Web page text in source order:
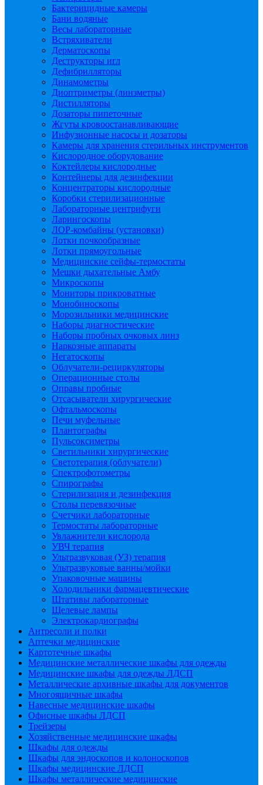
Бактерицидные камеры
Бани водяные
Весы лабораторные
Встряхиватели
Дерматоскопы
Деструкторы игл
Дефибрилляторы
Динамометры
Диоптриметры (линзметры)
Дистилляторы
Дозаторы пипеточные
Жгуты кровоостанавливающие
Инфузионные насосы и дозаторы
Камеры для хранения стерильных инструментов
Кислородное оборудование
Коктейлеры кислородные
Контейнеры для дезинфекции
Концентраторы кислородные
Коробки стерилизационные
Лабораторные центрифуги
Ларингоскопы
ЛОР-комбайны (установки)
Лотки почкообразные
Лотки прямоугольные
Медицинские сейфы-термостаты
Мешки дыхательные Амбу
Микроскопы
Мониторы прикроватные
Монобиноскопы
Морозильники медицинские
Наборы диагностические
Наборы пробных очковых линз
Наркозные аппараты
Негатоскопы
Облучатели-рециркуляторы
Операционные столы
Оправы пробные
Отсасыватели хирургические
Офтальмоскопы
Печи муфельные
Плантографы
Пульсоксиметры
Светильники хирургические
Светотерапия (облучатели)
Спектрофотометры
Спирографы
Стерилизация и дезинфекция
Столы перевязочные
Счетчики лабораторные
Термостаты лабораторные
Увлажнители кислорода
УВЧ терапия
Ультразвуковая (УЗ) терапия
Ультразвуковые ванны/мойки
Упаковочные машины
Холодильники фармацевтические
Штативы лабораторные
Щелевые лампы
Электрокардиографы
Антресоли и полки
Аптечки медицинские
Картотечные шкафы
Медицинские металлические шкафы для одежды
Медицинские шкафы для одежды ЛДСП
Металлические архивные шкафы для документов
Многоящичные шкафы
Навесные медицинские шкафы
Офисные шкафы ЛДСП
Трейзеры
Хозяйственные медицинские шкафы
Шкафы для одежды
Шкафы для эндоскопов и колоноскопов
Шкафы медицинские ЛДСП
Шкафы металлические медицинские